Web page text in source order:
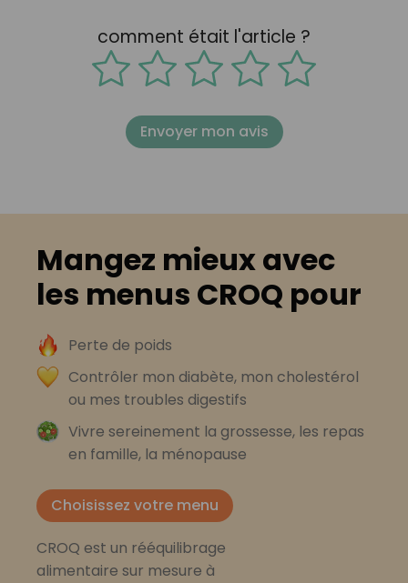
comment était l'article ?
Envoyer mon avis
Mangez mieux avec
les menus CROQ pour
Perte de poids
Contrôler mon diabète, mon cholestérol
ou mes troubles digestifs
Vivre sereinement la grossesse, les repas
en famille, la ménopause
Choisissez votre menu
CROQ est un rééquilibrage
alimentaire sur mesure à